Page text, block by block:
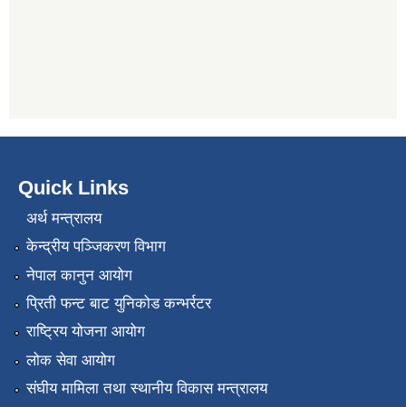
Quick Links
अर्थ मन्त्रालय
केन्द्रीय पञ्जिकरण विभाग
नेपाल कानुन आयोग
प्रिती फन्ट बाट युनिकोड कन्भर्रटर
राष्ट्रिय योजना आयोग
लोक सेवा आयोग
संघीय मामिला तथा स्थानीय विकास मन्त्रालय